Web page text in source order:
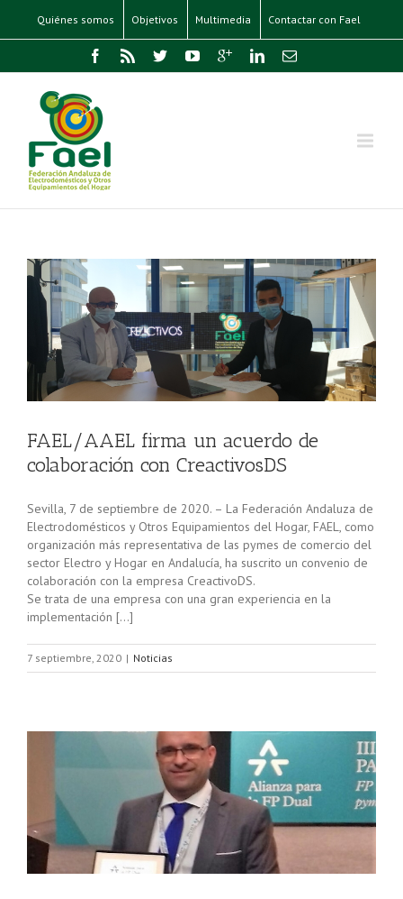
Quiénes somos Objetivos Multimedia Contactar con Fael
FAEL/AAEL firma un acuerdo de
colaboración con CreactivosDS
Sevilla, 7 de septiembre de 2020. – La Federación Andaluza de
Electrodomésticos y Otros Equipamientos del Hogar, FAEL, como
organización más representativa de las pymes de comercio del
sector Electro y Hogar en Andalucía, ha suscrito un convenio de
colaboración con la empresa CreactivoDS.
Se trata de una empresa con una gran experiencia en la
implementación […]
7 septiembre, 2020 | Noticias